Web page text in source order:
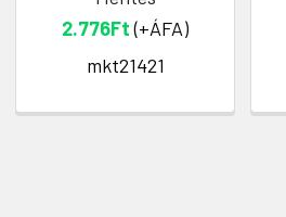
2.776Ft(+ÁFA)
mkt21421